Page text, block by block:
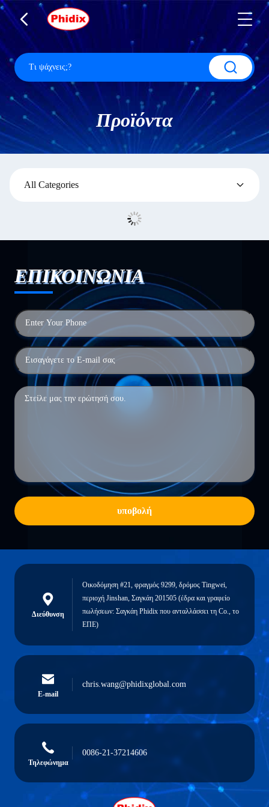
Προϊόντα
All Categories
ΕΠΙΚΟΙΝΩΝΙΑ
υποβολή
Διεύθυνση
Οικοδόμηση #21, φραγμός 9299, δρόμος Tingwei,
περιοχή Jinshan, Σαγκάη 201505 (έδρα και γραφείο
πωλήσεων: Σαγκάη Phidix που ανταλλάσσει τη Co., το
ΕΠΕ)
E-mail
chris.wang@phidixglobal.com
Τηλεφώνημα
0086-21-37214606